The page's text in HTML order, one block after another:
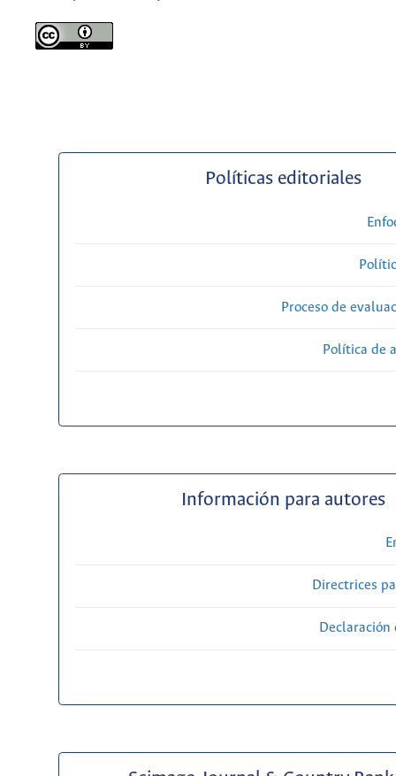
Políticas editoriales
Proceso de
Política de
Información para autores
Directrices